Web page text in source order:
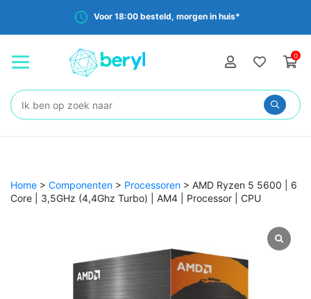
Voor 18:00 besteld, morgen in huis*
0
Zoeken:
Home > Componenten > Processoren > AMD Ryzen 5 5600 | 6
Core | 3,5GHz (4,4Ghz Turbo) | AM4 | Processor | CPU